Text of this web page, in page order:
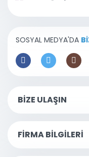
SOSYAL MEDYA'DA
BİZE ULAŞIN
FİRMA BİLGİLERİ